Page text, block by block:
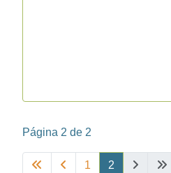
Página 2 de 2
1 2